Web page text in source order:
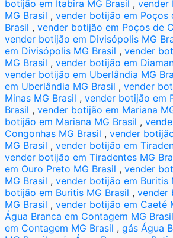
botijão em Itabira MG Brasil ,vender
MG Brasil ,vender botijão em Poços
Brasil ,vender botijão em Poços de
vender botijão em Divisópolis MG
em Divisópolis MG Brasil ,vender
MG Brasil ,vender botijão em
vender botijão em Uberlândia MG
em Uberlândia MG Brasil ,vender
Minas MG Brasil ,vender botijão em
Brasil ,vender botijão em Mariana
botijão em Mariana MG Brasil ,
Congonhas MG Brasil ,vender
MG Brasil ,vender botijão em
vender botijão em Tiradentes MG
em Ouro Preto MG Brasil ,vender
MG Brasil ,vender botijão em Buritis
botijão em Buritis MG Brasil ,vender
MG Brasil ,vender botijão em Caeté
Água Branca em Contagem MG Brasil
em Contagem MG Brasil ,gás Água